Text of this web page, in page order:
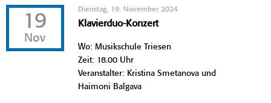
19
Nov
Dienstag, 19. November 2024
Klavierduo-Konzert
Wo: Musikschule Triesen
Zeit: 18.00 Uhr
Veranstalter: Kristina Smetanova und
Haimoni Balgava